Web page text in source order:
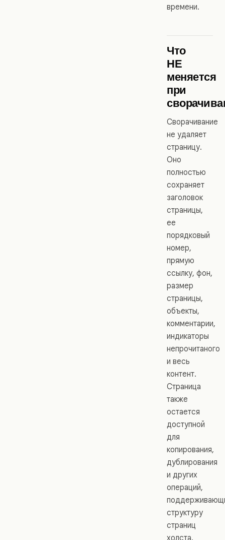
времени.
Что
НЕ
меняется
при
Сворачивание
не удаляет
страницу.
Оно
полностью
сохраняет
заголовок
страницы,
ее
порядковый
номер,
прямую
ссылку, фон,
размер
страницы,
объекты,
комментарии,
индикаторы
непрочитаного
и весь
контент.
Страница
также
остается
доступной
для
копирования,
дублирования
и других
операций,
структуру
страниц
холста.